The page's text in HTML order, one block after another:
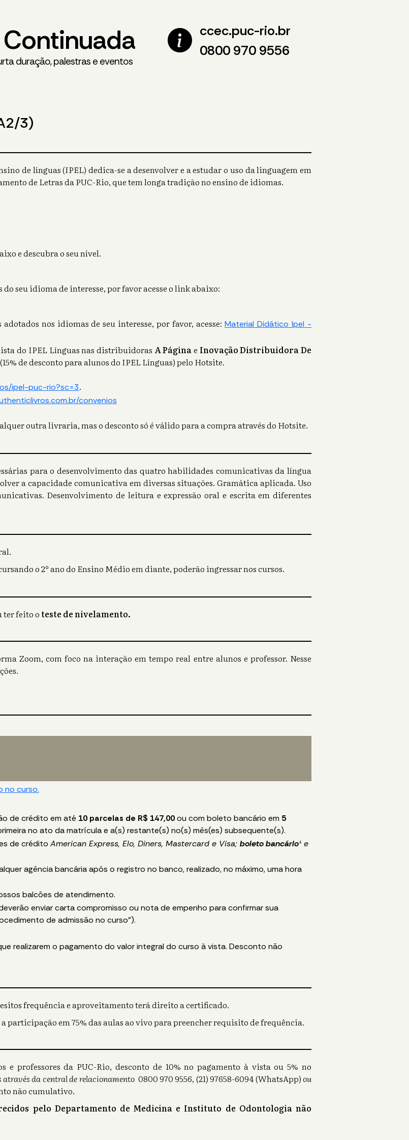
duração, palestras e eventos
ccec.puc-rio.br
0800 970 9556
3)
de línguas (IPEL) dedica-se a desenvolver e a estudar o uso da linguagem em
de Letras da PUC-Rio, que tem longa tradição no ensino de idiomas.
e descubra o seu nível.
seu idioma de interesse, por favor acesse o link abaixo:
nos idiomas de seu interesse, por favor, acesse:Material Didático Ipel -
do IPEL Línguas nas distribuidoras A Páginae Inovação Distribuidora De
de desconto para alunos do IPEL Línguas) pelo Hotsite.
ipel-puc-rio?sc=3.
convenios
outra livraria, mas o desconto só é válido para a compra através do Hotsite.
para o desenvolvimento das quatro habilidades comunicativas da língua
a capacidade comunicativa em diversas situações. Gramática aplicada. Uso
Desenvolvimento de leitura e expressão oral e escrita em diferentes
o 2º ano do Ensino Médio em diante, poderão ingressar nos cursos.
ter feito o teste de nivelamento.
Zoom, com foco na interação em tempo real entre alunos e professor. Nesse
no curso.
de crédito em até 10 parcelas de R$ 147,00ou com boleto bancário em 5
no ato da matrícula e a(s) restante(s) no(s) mês(es) subsequente(s).
de crédito American Express, Elo, Diners, Mastercard e Visa; boleto bancário¹ e
agência bancária após o registro no banco, realizado, no máximo, uma hora
balcões de atendimento.
enviar carta compromisso ou nota de empenho para confirmar sua
de admissão no curso").
realizarem o pagamento do valor integral do curso à vista. Desconto não
frequência e aproveitamento terá direito a certificado.
participação em 75% das aulas ao vivo para preencher requisito de frequência.
e professores da PUC-Rio, desconto de 10% no pagamento à vista ou 5% no
da central de relacionamento0800 970 9556, (21) 97658-6094 (WhatsApp)ou
não cumulativo.
pelo Departamento de Medicina e Instituto de Odontologia não